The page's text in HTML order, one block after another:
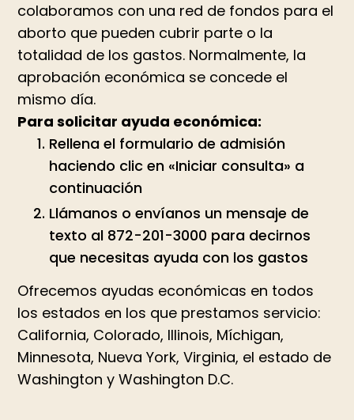
colaboramos con una red de fondos para el
aborto que pueden cubrir parte o la
totalidad de los gastos. Normalmente, la
aprobación económica se concede el
mismo día.
Para solicitar ayuda económica:
Rellena el formulario de admisión
haciendo clic en «Iniciar consulta» a
continuación
Llámanos o envíanos un mensaje de
texto al 872-201-3000 para decirnos
que necesitas ayuda con los gastos
Ofrecemos ayudas económicas en todos
los estados en los que prestamos servicio:
California, Colorado, Illinois, Míchigan,
Minnesota, Nueva York, Virginia, el estado de
Washington y Washington D.C.